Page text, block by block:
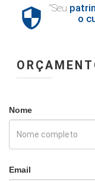
 "Seu
o
Nome
Email